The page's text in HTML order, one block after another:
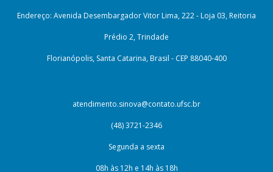
Endereço: Avenida Desembargador Vitor Lima, 222 - Loja 03, Reitoria
Prédio 2, Trindade
Florianópolis, Santa Catarina, Brasil - CEP 88040-400
atendimento.sinova@contato.ufsc.br
(48) 3721-2346
Segunda a sexta
08h às 12h e 14h às 18h